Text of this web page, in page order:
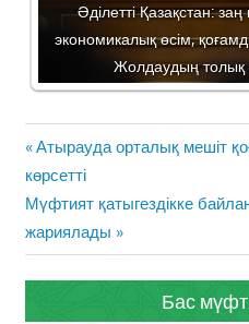
Әділетті Қазақстан: заң
экономикалық өсім,
Жолдаудың толық
Жазба
навигациясы
Previous
Post:
Атырауда орталық мешіт
көрсетті
Next
Post:
Мүфтият қатыгездікке
жариялады
Бас